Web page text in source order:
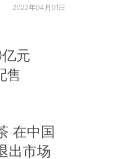
2022年04月01日
元
售
在中国
出市场